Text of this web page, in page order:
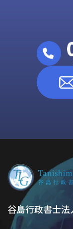
谷島行政書士